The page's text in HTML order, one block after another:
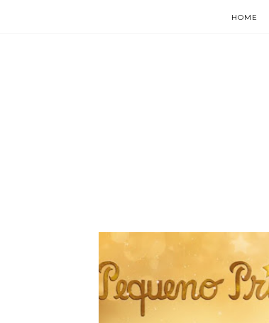
HOME